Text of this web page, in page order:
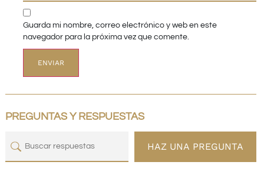
Guarda mi nombre, correo electrónico y web en este
navegador para la próxima vez que comente.
PREGUNTAS Y RESPUESTAS
HAZ UNA PREGUNTA